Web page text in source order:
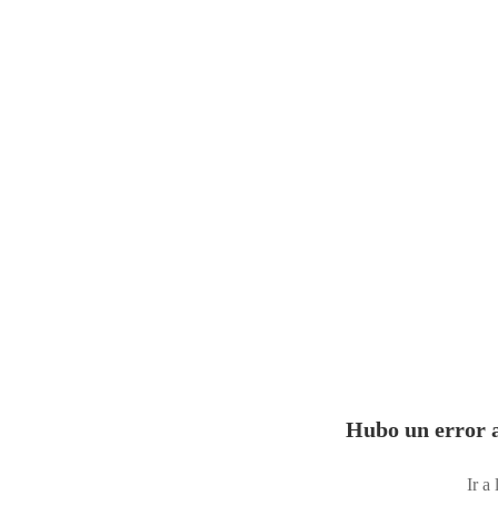
Hubo un error
Ir a